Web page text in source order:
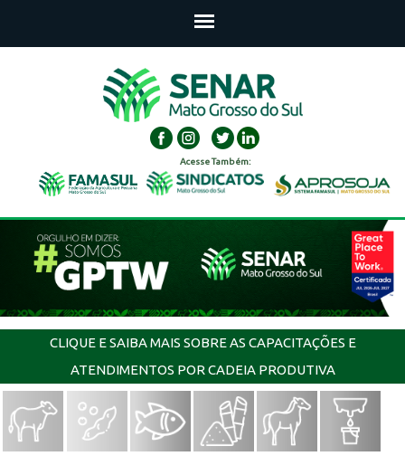
Acesse Também:
CLIQUE E SAIBA MAIS SOBRE AS CAPACITAÇÕES E
ATENDIMENTOS POR CADEIA PRODUTIVA